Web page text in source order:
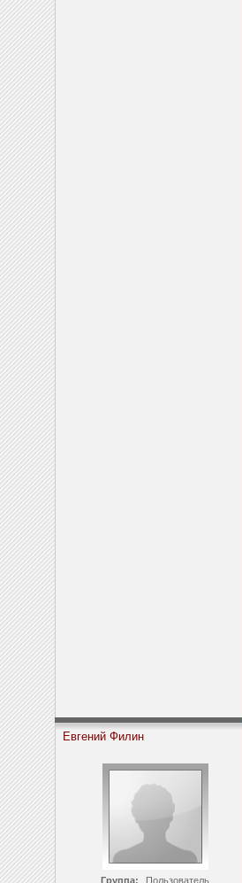
Евгений Филин
Группа: Пользователь